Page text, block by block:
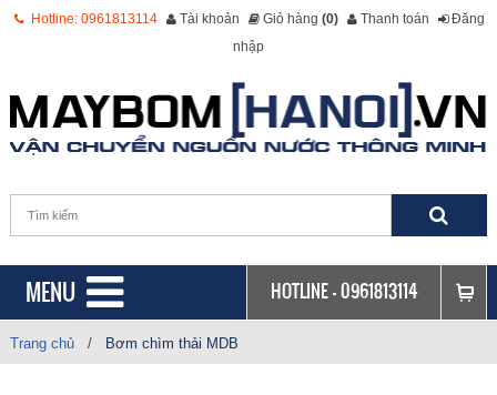
Hotline: 0961813114 Tài khoản Giỏ hàng (0) Thanh toán Đăng
nhập
MENU HOTLINE -0961813114
Trang chủ / Bơm chìm thải MDB